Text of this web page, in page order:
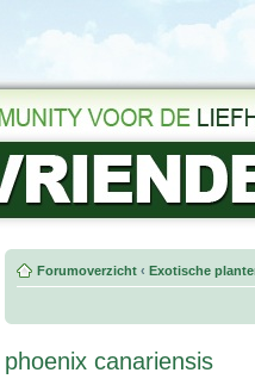
Forumoverzicht ‹ Exotische
phoenix canariensis